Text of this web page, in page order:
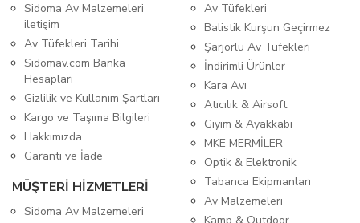
Sidoma Av Malzemeleri
iletişim
Av Tüfekleri Tarihi
Sidomav.com Banka
Hesapları
Gizlilik ve Kullanım Şartları
Kargo ve Taşıma Bilgileri
Hakkımızda
Garanti ve İade
MÜŞTERİ HİZMETLERİ
Sidoma Av Malzemeleri
Av Tüfekleri
Balistik Kurşun Geçirmez
Şarjörlü Av Tüfekleri
İndirimli Ürünler
Kara Avı
Atıcılık & Airsoft
Giyim & Ayakkabı
MKE MERMİLER
Optik & Elektronik
Tabanca Ekipmanları
Av Malzemeleri